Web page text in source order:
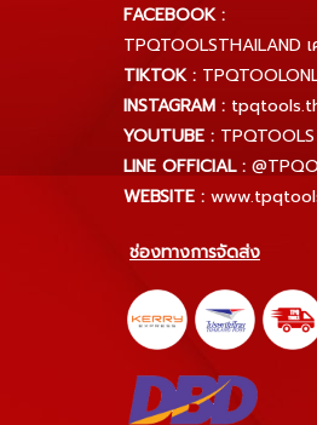
FACEBOOK :
TPQTOOLSTHAILAND
TIKTOK :
INSTAGRAM :
YOUTUBE : TPQTOOLS
LINE OFFICIAL :
WEBSITE :
ช่องทางการจัดส่ง